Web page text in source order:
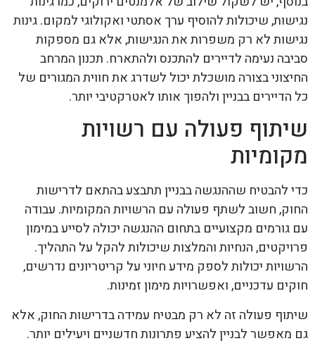
נגישות, שיכולות להוסיף ערך אסתטי ואקולוגי למקום. גינות
נגישות לא רק משפרות את הנגישות, אלא גם מספקות
סביבה נעימה לדיירים להתכנס ולהתארח. תכנון המרחב
החיצוני בצורה מושכלת יכול לשדרג את חווית המגורים של
כל הדיירים בבניין ולהפוך אותו לאטרקטיבי יותר.
שיתוף פעולה עם רשויות
מקומיות
כדי להבטיח שההנגשה בבניין תתבצע בהתאם לדרישות
החוק, חשוב לשתף פעולה עם הרשויות המקומיות. עבודה
עם גורמים מקצועיים בתחום ההנגשה יכולה לסייע במימון
פרויקטים, הנחיות והמלצות שיכולות להקל על התהליך.
הרשויות יכולות לספק מידע חיוני על קריטריונים נדרשים,
חוקים עדכניים, ואפשרויות מימון זמינות.
שיתוף פעולה זה לא רק מבטיח עמידה בדרישות החוק, אלא
גם מאפשר לבניין להציע פתרונות חדשניים ויעילים יותר.